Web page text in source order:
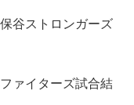
谷ストロンガーズ
ァイターズ試合結